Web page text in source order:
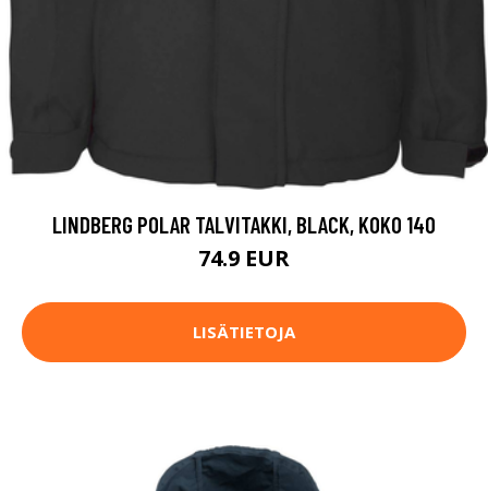
LINDBERG POLAR TALVITAKKI, BLACK, KOKO 140
74.9 EUR
LISÄTIETOJA